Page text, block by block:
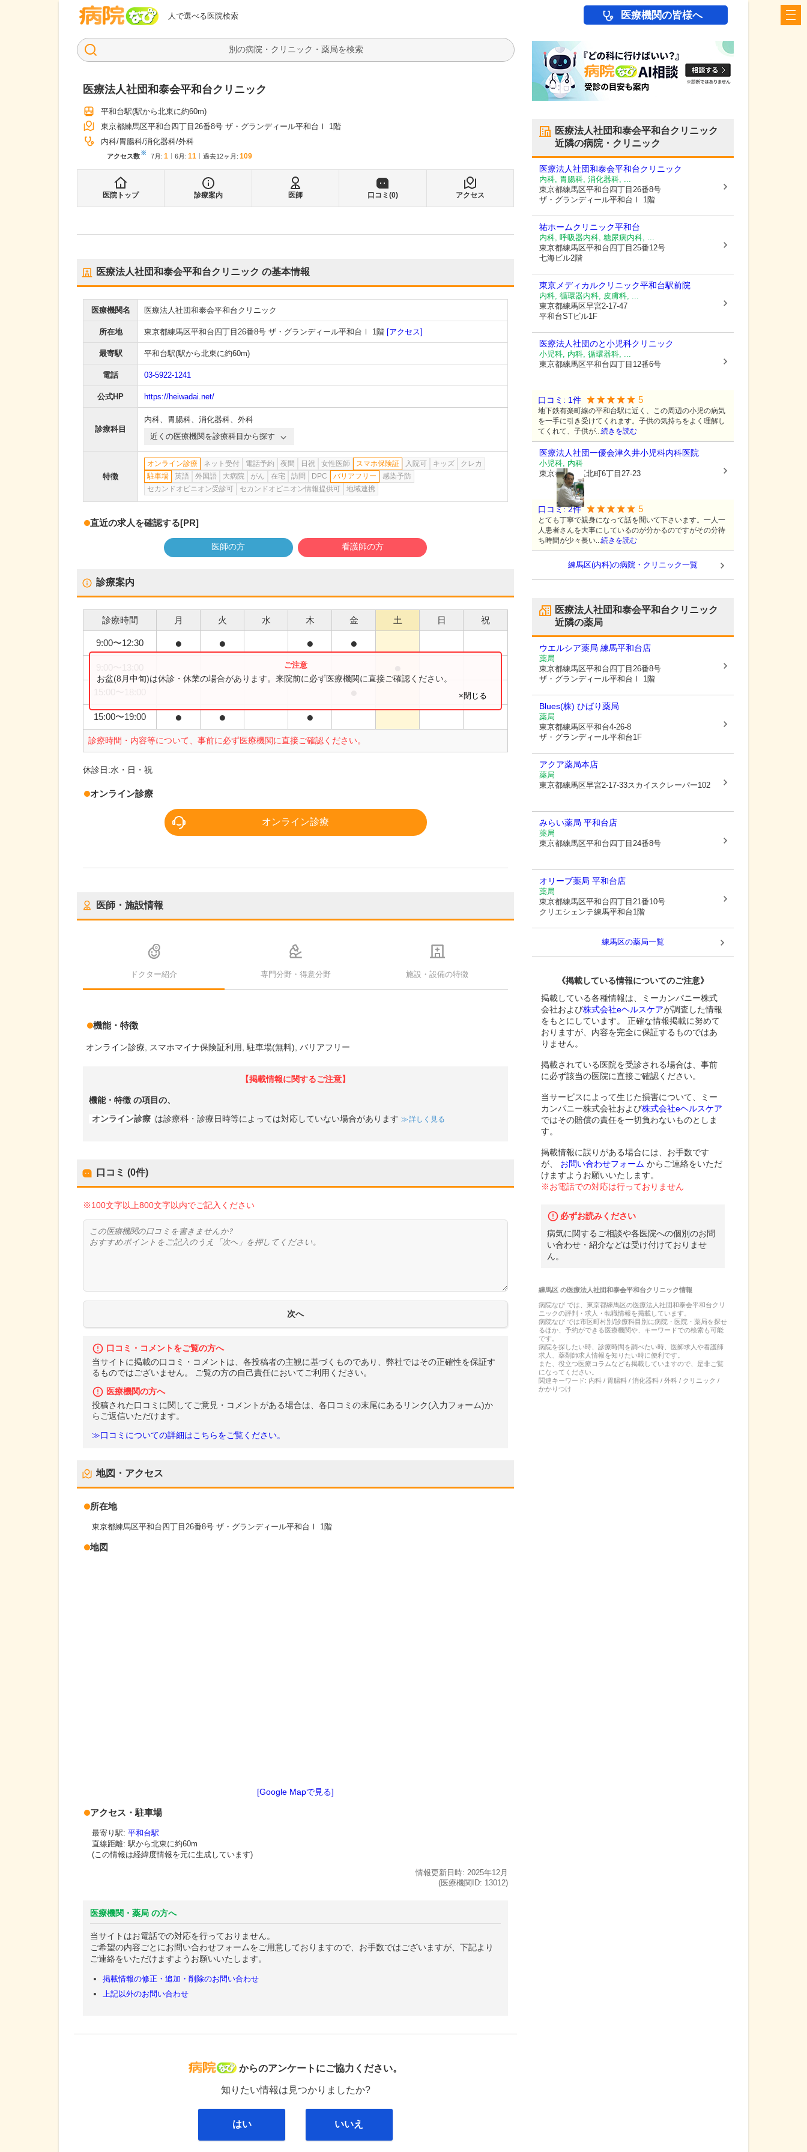
人で選べる医院検索
病院なび 医療機関の皆様へ
検索
医療法人社団和泰会平和台クリニック
平和台駅(駅から北東に約60m)
東京都練馬区平和台四丁目26番8号 ザ・グランディール平和台Ⅰ 1階
内科 胃腸科 消化器科 外科
アクセス数※ 7月 : 1 6月 : 11 過去12ヶ月: 109
医院トップ 診療案内 医師 口コミ(0) アクセス
医療法人社団和泰会平和台クリニック の基本情報
医療機関名 医療法人社団和泰会平和台クリニック
所在地 東京都練馬区平和台四丁目26番8号 ザ・グランディール平和台Ⅰ 1階 [アクセス]
最寄駅 平和台駅(駅から北東に約60m)
電話 03-5922-1241
公式HP https://heiwadai.net/
診療科目
内科、 胃腸科、 消化器科、 外科
近くの医療機関を診療科目から探す
特徴
オンライン診療 ネット受付 電話予約 夜間 日祝 女性医師 スマホ保険証 入院可 キッズ
クレカ
駐車場
英語 外国語 大病院 がん 在宅 訪問 DPC バリアフリー
感染予防
セカンドオピニオン受診可
セカンドオピニオン情報提供可 地域連携
直近の求人を確認する[PR]
医師の方 看護師の方
診療案内
診療時間 月 火 水 木 金 土 日 祝
9:00〜12:30 ● ● ● ●
15:00〜19:00 ● ● ●
診療時間・内容等について、事前に必ず医療機関に直接ご確認ください。
お盆(8月中旬)は休診・休業の場合があります。来院前に必ず医療機関に直接ご確認ください。
×閉じる
休診日:水・日・祝
オンライン診療
オンライン診療
医師・施設情報
ドクター紹介 専門分野・得意分野 施設・設備の特徴
機能・特徴
オンライン診療 スマホマイナ保険証利用 駐車場(無料) バリアフリー
【掲載情報に関するご注意】
機能・特徴 の項目の、
オンライン診療 は診療科・診療日時等によっては対応していない場合があります 詳しく見る
口コミ (0件)
※100文字以上800文字以内でご記入ください
口コミ・コメントをご覧の方へ
当サイトに掲載の口コミ・コメントは、各投稿者の主観に基づくものであり、弊社ではその正確性を保証す
るものではございません。 ご覧の方の自己責任においてご利用ください。
医療機関の方へ
投稿された口コミに関してご意見・コメントがある場合は、各口コミの末尾にあるリンク(入力フォーム)か
らご返信いただけます。
≫口コミについての詳細はこちらをご覧ください。
地図・アクセス
所在地
東京都練馬区平和台四丁目26番8号 ザ・グランディール平和台Ⅰ 1階
地図
[Google Mapで見る]
アクセス・駐車場
最寄り駅: 平和台駅
直線距離: 駅から北東に約60m
(この情報は経緯度情報を元に生成しています)
情報更新日時: 2025年12月
(医療機関ID: 13012)
医療機関・薬局 の方へ
当サイトはお電話での対応を行っておりません。
ご希望の内容ごとにお問い合わせフォームをご用意しておりますので、お手数ではございますが、下記より
ご連絡をいただけますようお願いいたします。
掲載情報の修正・追加・削除のお問い合わせ
上記以外のお問い合わせ
病院なび
からのアンケートにご協力ください。
知りたい情報は見つかりましたか?
はい いいえ
医療法人社団和泰会平和台クリニック
近隣の病院・クリニック
医療法人社団和泰会平和台クリニック
内科, 胃腸科, 消化器科, ...
東京都練馬区平和台四丁目26番8号
ザ・グランディール平和台Ⅰ 1階
祐ホームクリニック平和台
内科, 呼吸器内科, 糖尿病内科, ...
東京都練馬区平和台四丁目25番12号
七海ビル2階
東京メディカルクリニック平和台駅前院
内科, 循環器内科, 皮膚科, ...
東京都練馬区早宮2-17-47
平和台STビル1F
医療法人社団のと小児科クリニック
小児科, 内科, 循環器科, ...
東京都練馬区平和台四丁目12番6号
口コミ: 1件 5
地下鉄有楽町線の平和台駅に近く、この周辺の小児の病気
を一手に引き受けてくれます。子供の気持ちをよく理解し
てくれて、子供が...続きを読む
医療法人社団一優会津久井小児科内科医院
小児科, 内科
東京都練馬区北町6丁目27-23
口コミ:2件 5
とても丁寧で親身になって話を聞いて下さいます。一人一
人患者さんを大事にしているのが分かるのですがその分待
ち時間が少々長い...続きを読む
練馬区(内科)の病院・クリニック一覧
医療法人社団和泰会平和台クリニック
近隣の薬局
ウエルシア薬局 練馬平和台店
薬局
東京都練馬区平和台四丁目26番8号
ザ・グランディール平和台Ⅰ 1階
Blues(株) ひばり薬局
薬局
東京都練馬区平和台4-26-8
ザ・グランディール平和台1F
アクア薬局本店
薬局
東京都練馬区早宮2-17-33スカイスクレーパー102
みらい薬局 平和台店
薬局
東京都練馬区平和台四丁目24番8号
オリーブ薬局 平和台店
薬局
東京都練馬区平和台四丁目21番10号
クリエシェンテ練馬平和台1階
練馬区の薬局一覧
《掲載している情報についてのご注意》
掲載している各種情報は、ミーカンパニー株式
会社および株式会社eヘルスケアが調査した情報
をもとにしています。 正確な情報掲載に努めて
おりますが、内容を完全に保証するものではあ
りません。
掲載されている医院を受診される場合は、事前
に必ず該当の医院に直接ご確認ください。
当サービスによって生じた損害について、ミー
カンパニー株式会社および株式会社eヘルスケア
ではその賠償の責任を一切負わないものとしま
す。
掲載情報に誤りがある場合には、お手数です
が、
お問い合わせフォーム からご連絡をいただ
けますようお願いいたします。
※お電話での対応は行っておりません
必ずお読みください
病気に関するご相談や各医院への個別のお問
い合わせ・紹介などは受け付けておりませ
ん。
練馬区の医療法人社団和泰会平和台クリニック情報
病院なび では、 東京都練馬区の医療法人社団和泰会平和台クリ
ニックの評判・求人・転職情報を掲載しています。
病院なび では市区町村別/診療科目別に病院・医院・薬局を探せ
るほか、予約ができる医療機関や、キーワードでの検索も可能
です。
病院を探したい時、診療時間を調べたい時、医師求人や看護師
求人、薬剤師求人情報を知りたい時に便利です。
また、役立つ医療コラムなども掲載していますので、是非ご覧
になってください。
関連キーワード: 内科 / 胃腸科 / 消化器科 / 外科 / クリニック /
かかりつけ